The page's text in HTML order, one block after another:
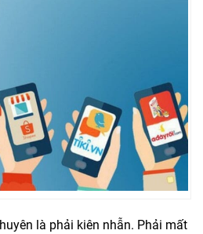
là phải kiên nhẫn. Phải mất